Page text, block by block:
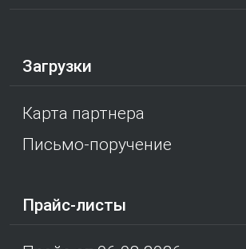
Загрузки
Карта партнера
Письмо-поручение
Прайс-листы